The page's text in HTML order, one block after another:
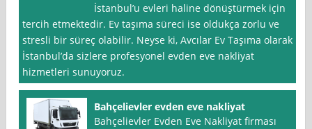
İstanbul’u evleri haline dönüştürmek için
tercih etmektedir. Ev taşıma süreci ise oldukça zorlu ve
stresli bir süreç olabilir. Neyse ki, Avcılar Ev Taşıma olarak
İstanbul’da sizlere profesyonel evden eve nakliyat
hizmetleri sunuyoruz.
Bahçelievler evden eve nakliyat
Bahçelievler Evden Eve Nakliyat firması